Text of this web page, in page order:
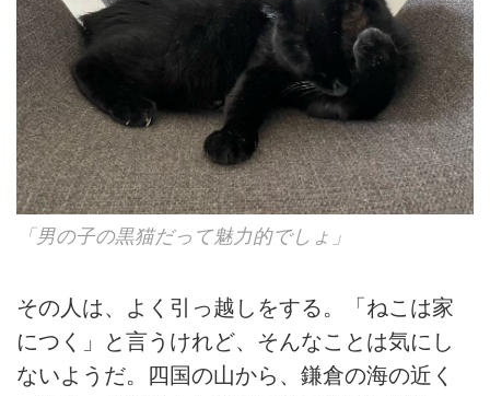
「男の子の黒猫だって魅力的でしょ」
その人は、よく引っ越しをする。「ねこは家
につく」と言うけれど、そんなことは気にし
ないようだ。四国の山から、鎌倉の海の近く